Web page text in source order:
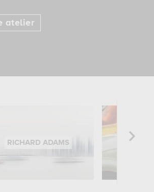
atelier
RICHARD ADAMS BRIAN